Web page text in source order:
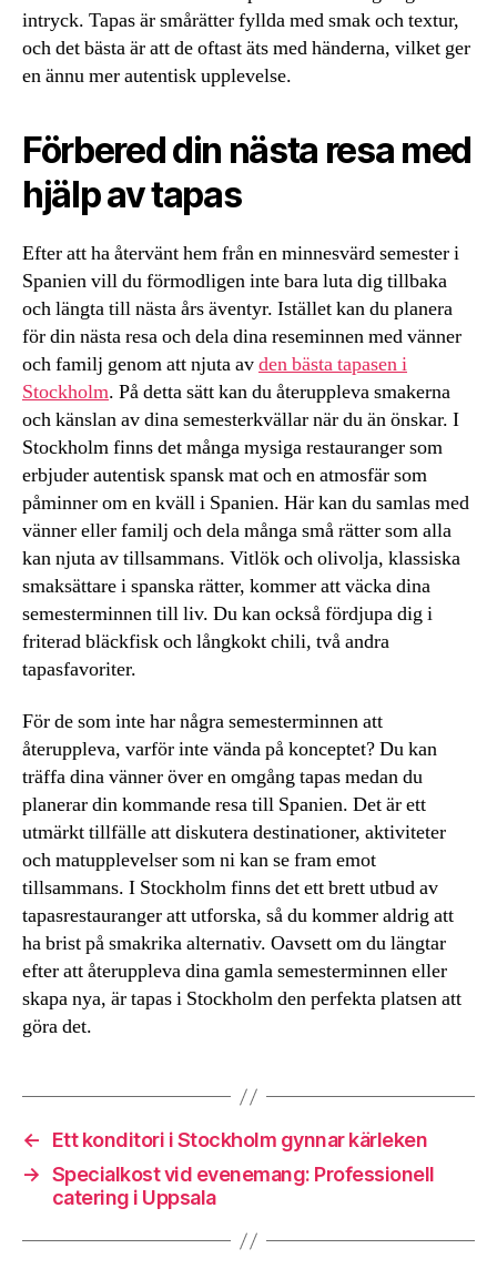
intryck. Tapas är smårätter fyllda med smak och textur,
och det bästa är att de oftast äts med händerna, vilket ger
en ännu mer autentisk upplevelse.
Förbered din nästa resa med
hjälp av tapas
Efter att ha återvänt hem från en minnesvärd semester i
Spanien vill du förmodligen inte bara luta dig tillbaka
och längta till nästa års äventyr. Istället kan du planera
för din nästa resa och dela dina reseminnen med vänner
och familj genom att njuta avden bästa tapasen i
Stockholm. På detta sätt kan du återuppleva smakerna
och känslan av dina semesterkvällar när du än önskar. I
Stockholm finns det många mysiga restauranger som
erbjuder autentisk spansk mat och en atmosfär som
påminner om en kväll i Spanien. Här kan du samlas med
vänner eller familj och dela många små rätter som alla
kan njuta av tillsammans. Vitlök och olivolja, klassiska
smaksättare i spanska rätter, kommer att väcka dina
semesterminnen till liv. Du kan också fördjupa dig i
friterad bläckfisk och långkokt chili, två andra
tapasfavoriter.
För de som inte har några semesterminnen att
återuppleva, varför inte vända på konceptet? Du kan
träffa dina vänner över en omgång tapas medan du
planerar din kommande resa till Spanien. Det är ett
utmärkt tillfälle att diskutera destinationer, aktiviteter
och matupplevelser som ni kan se fram emot
tillsammans. I Stockholm finns det ett brett utbud av
tapasrestauranger att utforska, så du kommer aldrig att
ha brist på smakrika alternativ. Oavsett om du längtar
efter att återuppleva dina gamla semesterminnen eller
skapa nya, är tapas i Stockholm den perfekta platsen att
göra det.
←
Ett konditori i Stockholm gynnar kärleken
→ Specialkost vid evenemang: Professionell
catering i Uppsala